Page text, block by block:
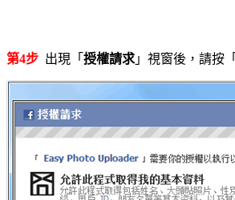
第4步 出現「 授權請求 」視窗後，請按「